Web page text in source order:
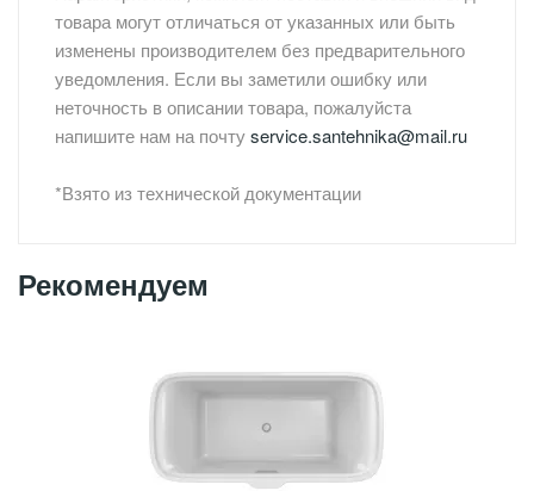
товара могут отличаться от указанных или быть
изменены производителем без предварительного
уведомления. Если вы заметили ошибку или
неточность в описании товара, пожалуйста
напишите нам на почтуservice.santehnika@mail.ru
*Взято из технической документации
Рекомендуем